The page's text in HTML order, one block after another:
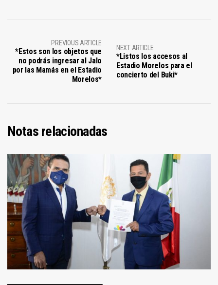
PREVIOUS ARTICLE
*Estos son los objetos que
no podrás ingresar al Jalo
por las Mamás en el Estadio
Morelos*
NEXT ARTICLE
*Listos los accesos al
Estadio Morelos para el
concierto del Buki*
Notas relacionadas